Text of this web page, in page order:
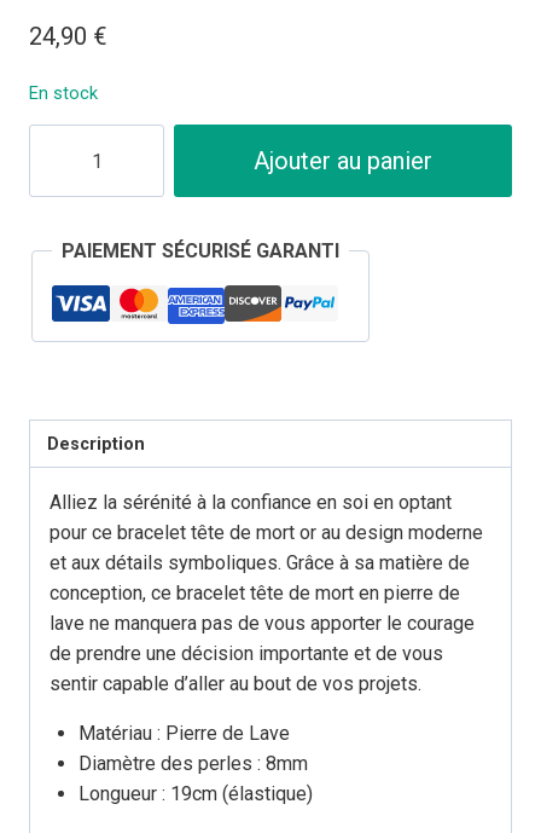
24,90 €
En stock
Double
Tête
Mort
Ajouter au panier
PAIEMENT SÉCURISÉ GARANTI
Description
Alliez la sérénité à la confiance en soi en optant
pour ce bracelet tête de mort or au design moderne
et aux détails symboliques. Grâce à sa matière de
conception, ce bracelet tête de mort en pierre de
lave ne manquera pas de vous apporter le courage
de prendre une décision importante et de vous
sentir capable d’aller au bout de vos projets.
Matériau : Pierre de Lave
Diamètre des perles : 8mm
Longueur : 19cm (élastique)